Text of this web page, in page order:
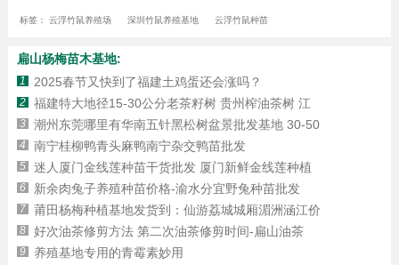
标签： 云浮竹鼠养殖场 深圳竹鼠养殖基地 云浮竹鼠种苗
扁山杨梅苗木基地:
1 2025春节又快到了福建土鸡蛋还会涨吗？
2 福建特大地径15-30公分老茶籽树 贵州榨油茶树 江
3 潮州东莞哪里有华南五针黑松树盆景批发基地 30-50
4 南宁桂柳鸭青头麻鸭南宁杂交鸭苗批发
5 迷人厦门金线莲种苗干货批发 厦门新鲜金线莲种植
6 新余肉兔子养殖种苗价格-渝水分宜野兔种苗批发
7 莆田杨梅种植基地发货到：仙游荔城城厢湄洲涵江价
8 好次油茶修剪方法 第二次油茶修剪时间-扁山油茶
9 养殖基地专用的青霉素妙用